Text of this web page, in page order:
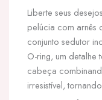
Liberte seus
pelúcia com arnês
conjunto sedutor
O-ring, um detalhe
cabeça
irresistível,